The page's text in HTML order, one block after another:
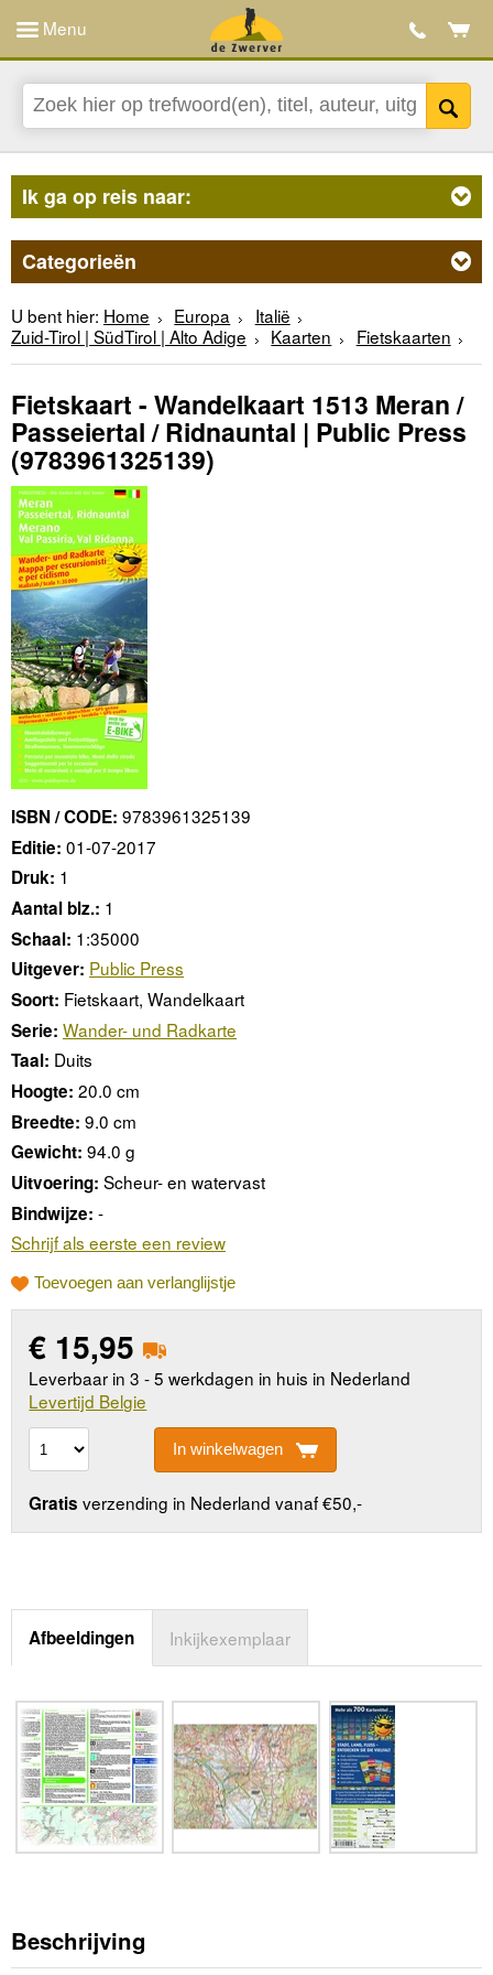
Menu
Ik ga op reis naar:
Categorieën
U bent hier: Home Europa
Italië
Zuid-Tirol | SüdTirol | Alto Adige
Kaarten Fietskaarten
Fietskaart - Wandelkaart 1513 Meran /
Passeiertal / Ridnauntal | Public Press
(9783961325139)
ISBN / CODE: 9783961325139
Editie: 01-07-2017
Druk: 1
Aantal blz.: 1
Schaal: 1:35000
Uitgever: Public Press
Soort: Fietskaart, Wandelkaart
Serie: Wander- und Radkarte
Taal: Duits
Hoogte: 20.0 cm
Breedte: 9.0 cm
Gewicht: 94.0 g
Uitvoering: Scheur- en watervast
Bindwijze: -
Schrijf als eerste een review
Toevoegen aan verlanglijstje
€ 15,95
Leverbaar in 3 - 5 werkdagen in huis in Nederland
Levertijd Belgie
In winkelwagen
Gratis verzending in Nederland vanaf €50,-
Afbeeldingen Inkijkexemplaar
Beschrijving